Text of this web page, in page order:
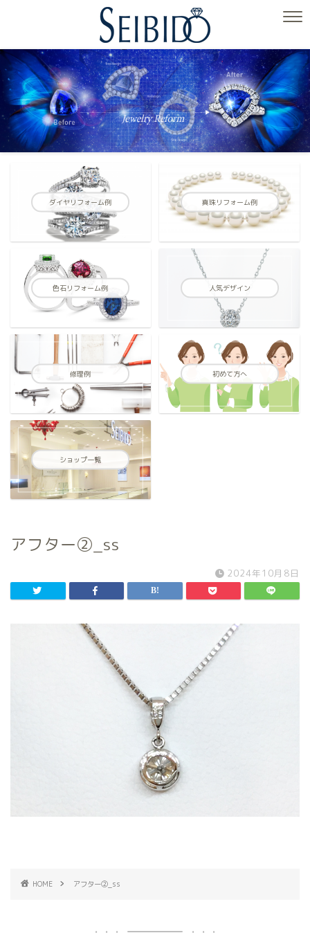
ダイヤリフォーム例 真珠リフォーム例
色石リフォーム例 人気デザイン
修理例 初めて方へ
ショップ一覧
アフター②_ss
2024年10月8日
HOME アフター②_ss